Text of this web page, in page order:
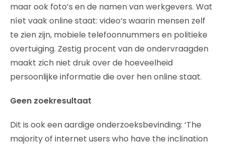
maar ook foto’s en de namen van werkgevers. Wat
níet vaak online staat: video’s waarin mensen zelf
te zien zijn, mobiele telefoonnummers en politieke
overtuiging. Zestig procent van de ondervraagden
maakt zich niet druk over de hoeveelheid
persoonlijke informatie die over hen online staat.
Geen zoekresultaat
Dit is ook een aardige onderzoeksbevinding: ‘The
majority of internet users who have the inclination